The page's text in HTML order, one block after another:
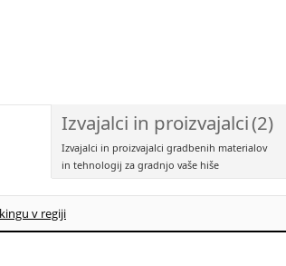
Izvajalci in proizvajalci(2)
Izvajalci in proizvajalci gradbenih materialov
in tehnologij za gradnjo vaše hiše
v regiji